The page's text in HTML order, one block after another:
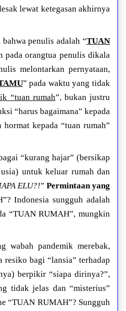
lewat ketegasan akhirnya
penulis adalah “TUAN
pada orangtua penulis dikala
melontarkan pernyataan,
” pada waktu yang tidak
“tuan rumah”, bukan justru
“harus bagaimana” kepada
kepada “tuan rumah”
“kurang hajar” (bersikap
untuk keluar rumah dan
ELU?!” Permintaan yang
Indonesia sungguh adalah
“TUAN RUMAH”, mungkin
wabah pandemik merebak,
resiko bagi “lansia” terhadap
berpikir “siapa dirinya?”,
tidak jelas dan “misterius”
“TUAN RUMAH”? Sungguh